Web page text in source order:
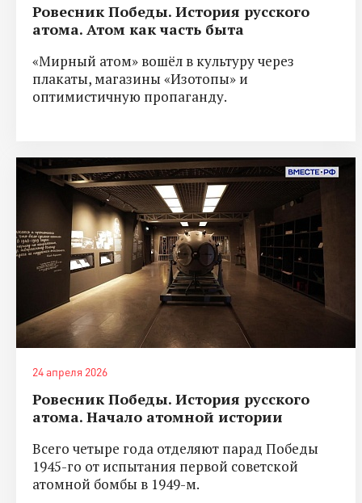
Ровесник Победы. История русского
атома. Атом как часть быта
«Мирный атом» вошёл в культуру через
плакаты, магазины «Изотопы» и
оптимистичную пропаганду.
24 апреля 2026
Ровесник Победы. История русского
атома. Начало атомной истории
Всего четыре года отделяют парад Победы
1945-го от испытания первой советской
атомной бомбы в 1949-м.